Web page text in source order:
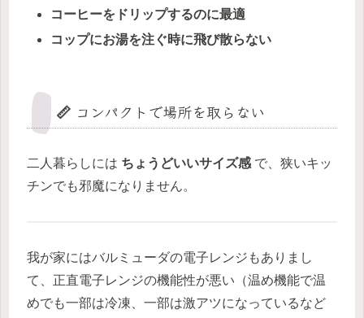
コーヒーをドリップするのに最適
コップにお湯を注ぐ時に飛び散らない
📏 コンパクトで場所を取らない
二人暮らしには ちょうどいいサイズ感 で、狭いキッ
チンでも邪魔になりません。
我が家にはバルミューダの電子レンジもありまし
て、正直電子レンジの機能性が悪い（温め機能で温
めでも一部は冷凍、一部は激アツになっているなど